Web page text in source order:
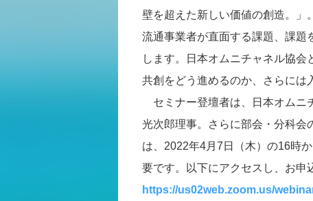
壁を超えた新しい価値の創造。」
流通事業者が直面する課題、課題
します。日本オムニチャネル協
共創をどう進めるのか、さらには
セミナー登壇者は、日本オムニ
光次郎理事。さらに部会・分科
は、2022年4月7日（木）の16時
要です。以下にアクセスし、お申
https://us02web.zoom.us/